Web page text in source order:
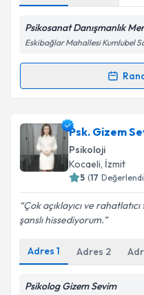
Psikosanat Danışmanlık
Eskibağlar Mahallesi Kumlubel
Randevu Takvimi
Uzm. Psk. İlbey Uçar
oluşturun. Size bu
takvim
E-posta Adresiniz
Kişisel
Metni'ni okudum
Psk. Gizem
Psikoloji
Kocaeli, İzmit
5 (17
Çok açıklayıcı ve
şanslı hissediyorum.
Adres 1 Adres 2
Psikolog Gizem Sevim